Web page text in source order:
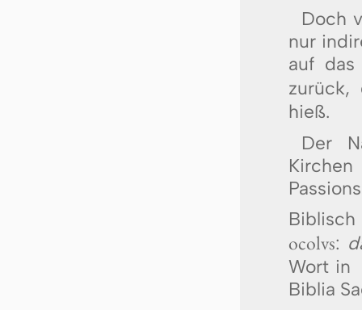
Doch
nur
auf
zurück,
hieß.
Der
ocolus:
Wort in
Biblia